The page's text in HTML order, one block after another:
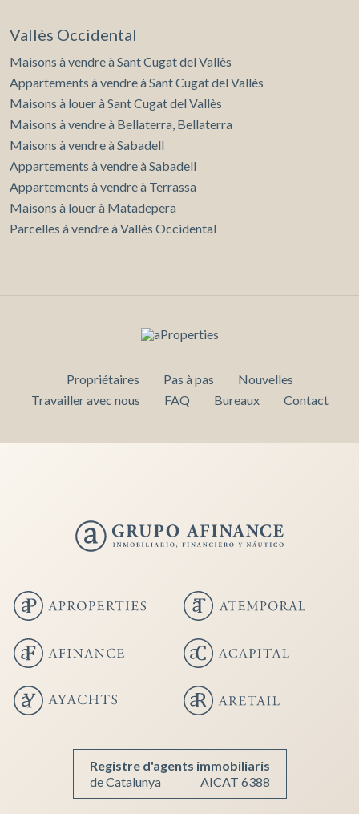
Vallès Occidental
Maisons à vendre à Sant Cugat del Vallès
Appartements à vendre à Sant Cugat del Vallès
Maisons à louer à Sant Cugat del Vallès
Maisons à vendre à Bellaterra, Bellaterra
Maisons à vendre à Sabadell
Appartements à vendre à Sabadell
Appartements à vendre à Terrassa
Maisons à louer à Matadepera
Parcelles à vendre à Vallès Occidental
Propriétaires Pas à pas
Nouvelles
Travailler avec nous
FAQ Bureaux Contact
Registre d'agents immobiliaris
de Catalunya
AICAT 6388